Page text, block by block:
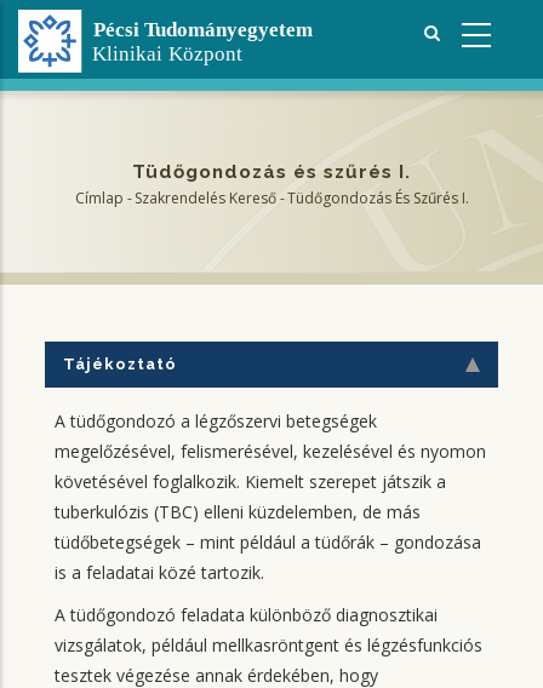
Ugrás
tartalomra
Tüdőgondozás és szűrés I.
Címlap - Szakrendelés Kereső -Tüdőgondozás És Szűrés I.
Tájékoztató
A tüdőgondozó a légzőszervi betegségek
megelőzésével, felismerésével, kezelésével és nyomon
követésével foglalkozik. Kiemelt szerepet játszik a
tuberkulózis (TBC) elleni küzdelemben, de más
tüdőbetegségek – mint például a tüdőrák – gondozása
is a feladatai közé tartozik.
A tüdőgondozó feladata különböző diagnosztikai
vizsgálatok, például mellkasröntgent és légzésfunkciós
tesztek végezése annak érdekében, hogy